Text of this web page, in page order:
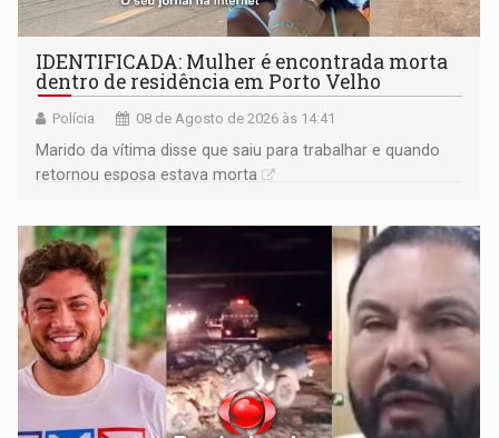
IDENTIFICADA: Mulher é encontrada morta
dentro de residência em Porto Velho
Polícia 08 de Agosto de 2026 às 14:41
Marido da vítima disse que saiu para trabalhar e quando
retornou esposa estava morta